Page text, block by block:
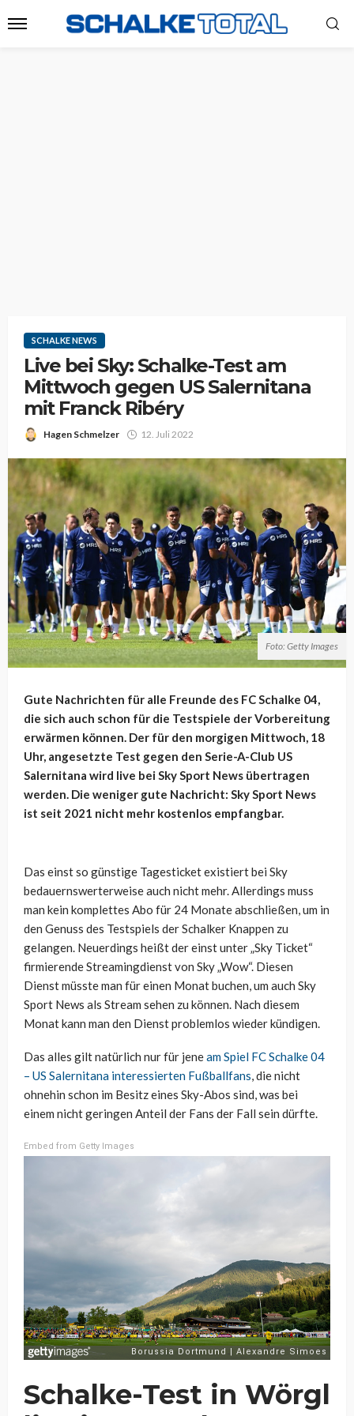
SCHALKE NEWS
Live bei Sky: Schalke-Test am
Mittwoch gegen US Salernitana
mit Franck Ribéry
Hagen Schmelzer 12. Juli 2022
Foto: Getty Images
Gute Nachrichten für alle Freunde des FC Schalke 04,
die sich auch schon für die Testspiele der Vorbereitung
erwärmen können. Der für den morgigen Mittwoch, 18
Uhr, angesetzte Test gegen den Serie-A-Club US
Salernitana wird live bei Sky Sport News übertragen
werden. Die weniger gute Nachricht: Sky Sport News
ist seit 2021 nicht mehr kostenlos empfangbar.
Das einst so günstige Tagesticket existiert bei Sky
bedauernswerterweise auch nicht mehr. Allerdings muss
man kein komplettes Abo für 24 Monate abschließen, um in
den Genuss des Testspiels der Schalker Knappen zu
gelangen. Neuerdings heißt der einst unter „Sky Ticket“
firmierende Streamingdienst von Sky „Wow“. Diesen
Dienst müsste man für einen Monat buchen, um auch Sky
Sport News als Stream sehen zu können. Nach diesem
Monat kann man den Dienst problemlos wieder kündigen.
Das alles gilt natürlich nur für jeneam Spiel FC Schalke 04
– US Salernitana interessierten Fußballfans, die nicht
ohnehin schon im Besitz eines Sky-Abos sind, was bei
einem nicht geringen Anteil der Fans der Fall sein dürfte.
Embed from Getty Images
Schalke-Test in Wörgl